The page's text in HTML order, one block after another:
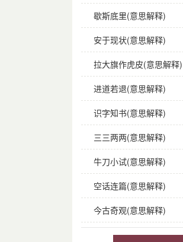
歇斯底里(意思解释)
安于现状(意思解释)
拉大旗作虎皮(意思解释)
进道若退(意思解释)
识字知书(意思解释)
三三两两(意思解释)
牛刀小试(意思解释)
空话连篇(意思解释)
今古奇观(意思解释)